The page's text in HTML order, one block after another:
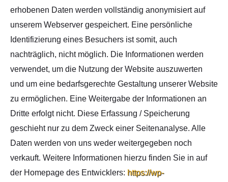
erhobenen Daten werden vollständig anonymisiert auf
unserem Webserver gespeichert. Eine persönliche
Identifizierung eines Besuchers ist somit, auch
nachträglich, nicht möglich. Die Informationen werden
verwendet, um die Nutzung der Website auszuwerten
und um eine bedarfsgerechte Gestaltung unserer Website
zu ermöglichen. Eine Weitergabe der Informationen an
Dritte erfolgt nicht. Diese Erfassung / Speicherung
geschieht nur zu dem Zweck einer Seitenanalyse. Alle
Daten werden von uns weder weitergegeben noch
verkauft. Weitere Informationen hierzu finden Sie in auf
der Homepage des Entwicklers: https://wp-